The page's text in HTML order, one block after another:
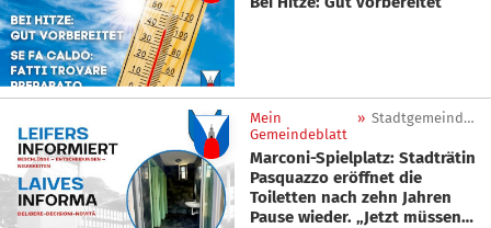
Mein
Gemeindeblatt
» Stadtgemeinde Leifers
Marconi-Spielplatz: Stadträtin
Pasquazzo eröffnet die
Toiletten nach zehn Jahren
Pause wieder. „Jetzt müssen